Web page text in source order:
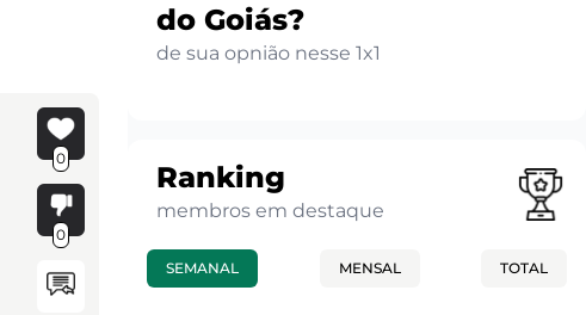
0
0
do Goiás?
de sua opnião nesse 1x1
Ranking
membros em destaque
SEMANAL MENSAL TOTAL